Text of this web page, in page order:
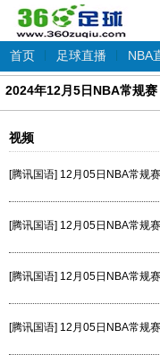
首页 足球直播 NBA
2024年12月5日NBA常规
视频
[腾讯国语] 12月05日NBA常规
[腾讯国语] 12月05日NBA常规
[腾讯国语] 12月05日NBA常规
[腾讯国语] 12月05日NBA常规